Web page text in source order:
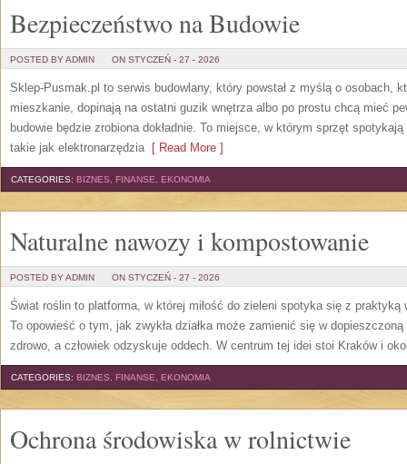
Bezpieczeństwo na Budowie
POSTED BY ADMIN ON STYCZEŃ - 27 - 2026
Sklep-Pusmak.pl to serwis budowlany, który powstał z myślą o osobach,
mieszkanie, dopinają na ostatni guzik wnętrza albo po prostu chcą mieć
budowie będzie zrobiona dokładnie. To miejsce, w którym sprzęt
takie jak elektronarzędzia[ Read More ]
CATEGORIES: BIZNES, FINANSE, EKONOMIA
Naturalne nawozy i kompostowanie
POSTED BY ADMIN ON STYCZEŃ - 27 - 2026
Świat roślin to platforma, w której miłość do zieleni spotyka się z praktyką
To opowieść o tym, jak zwykła działka może zamienić się w
zdrowo, a człowiek odzyskuje oddech. W centrum tej idei stoi Kraków i
CATEGORIES: BIZNES, FINANSE, EKONOMIA
Ochrona środowiska w rolnictwie